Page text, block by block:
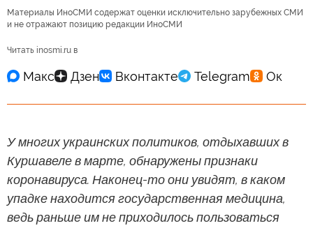
Материалы ИноСМИ содержат оценки исключительно зарубежных СМИ
и не отражают позицию редакции ИноСМИ
Читать inosmi.ru в
У многих украинских политиков, отдыхавших в
Куршавеле в марте, обнаружены признаки
коронавируса. Наконец-то они увидят, в каком
упадке находится государственная медицина,
ведь раньше им не приходилось пользоваться